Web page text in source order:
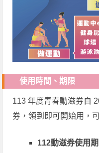
使用時間、期限
113 年度青春動滋券自
券，領到即可開始用，
112動滋券使用期